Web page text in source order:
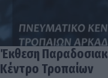
Έκθεση
Κέντρο Τροπαίων